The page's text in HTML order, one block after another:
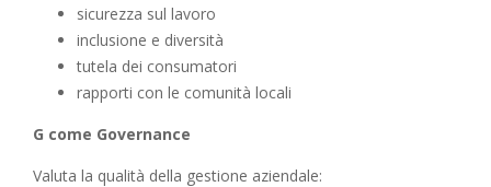
sicurezza sul lavoro
inclusione e diversità
tutela dei consumatori
rapporti con le comunità locali
G come Governance
Valuta la qualità della gestione aziendale: